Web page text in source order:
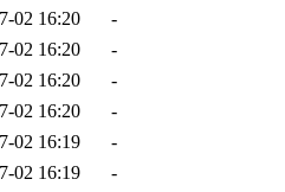
02 16:20
-
02 16:20
-
02 16:20
-
02 16:20
-
02 16:19
-
02 16:19
-